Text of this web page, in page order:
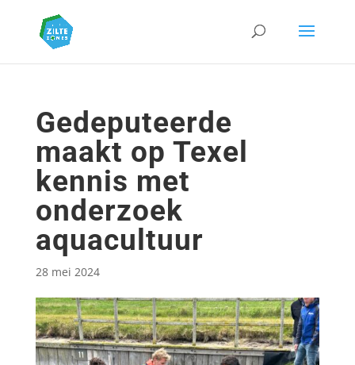
Gedeputeerde
maakt op Texel
kennis met
onderzoek
aquacultuur
28 mei 2024